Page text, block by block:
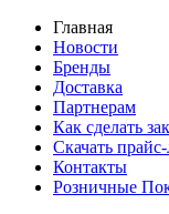
Главная
Новости
Бренды
Доставка
Партнерам
Как сделать
Скачать
Контакты
Розничные